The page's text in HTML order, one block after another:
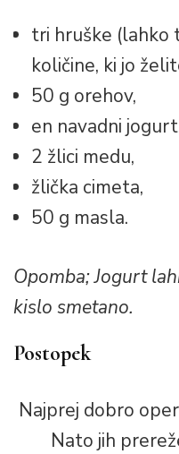
tri hruške (lahko
količine, ki jo
50 g orehov,
en navadni
2 žlici medu,
žlička cimeta,
50 g masla.
Opomba; Jogurt
kislo smetano.
Postopek
Najprej dobro
Nato jih